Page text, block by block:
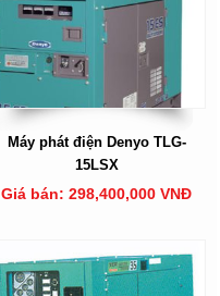
Máy phát điện Denyo TLG-
15LSX
Giá bán: 298,400,000 VNĐ